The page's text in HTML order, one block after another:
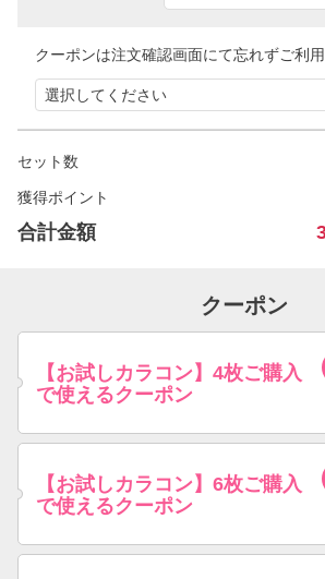
クーポンは注文確認画面にて忘れずご利
セット数
獲得ポイント
合計金額
クーポン
【お試しカラコン】4枚ご購入
で使えるクーポン
【お試しカラコン】6枚ご購入
で使えるクーポン